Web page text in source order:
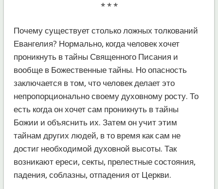
* * *
Почему существует столько ложных толкований
Евангелия? Нормально, когда человек хочет
проникнуть в тайны Священного Писания и
вообще в Божественные тайны. Но опасность
заключается в том, что человек делает это
непропорционально своему духовному росту. То
есть когда он хочет сам проникнуть в тайны
Божии и объяснить их. Затем он учит этим
тайнам других людей, в то время как сам не
достиг необходимой духовной высоты. Так
возникают ереси, секты, прелестные состояния,
падения, соблазны, отпадения от Церкви.